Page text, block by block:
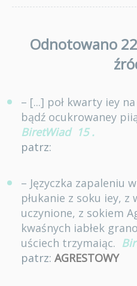
Odnotowano
– [...] poł kwarty iey
bądź ocukrowaney
BiretWiad 15 .
patrz:
– Języczka zapaleniu
płukanie z soku iey,
uczynione, z sokiem
kwaśnych iabłek
uściech trzymaiąc.
patrz: AGRESTOWY